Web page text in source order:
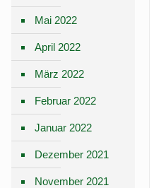
Mai 2022
April 2022
März 2022
Februar 2022
Januar 2022
Dezember 2021
November 2021